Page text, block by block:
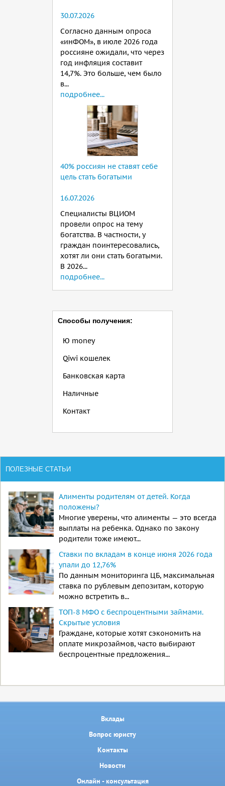
30.07.2026
Согласно данным опроса
«инФОМ», в июле 2026 года
россияне ожидали, что через
год инфляция составит
14,7%. Это больше, чем было
в...
подробнее...
40% россиян не ставят себе
цель стать богатыми
16.07.2026
Специалисты ВЦИОМ
провели опрос на тему
богатства. В частности, у
граждан поинтересовались,
хотят ли они стать богатыми.
В 2026...
подробнее...
Способы получения:
Ю money
Qiwi кошелек
Банковская карта
Наличные
Контакт
ПОЛЕЗНЫЕ СТАТЬИ
Алименты родителям от детей. Когда
положены?
Многие уверены, что алименты — это всегда
выплаты на ребенка. Однако по закону
родители тоже имеют...
Ставки по вкладам в конце июня 2026 года
упали до 12,76%
По данным мониторинга ЦБ, максимальная
ставка по рублевым депозитам, которую
можно встретить в...
ТОП-8 МФО с беспроцентными займами.
Скрытые условия
Граждане, которые хотят сэкономить на
оплате микрозаймов, часто выбирают
беспроцентные предложения...
Вклады
Вопрос юристу
Контакты
Новости
Онлайн - консультация